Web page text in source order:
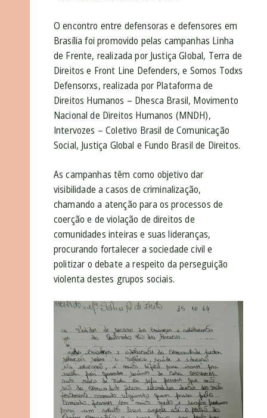
O encontro entre defensoras e defensores em
Brasília foi promovido pelas campanhas Linha
de Frente, realizada por Justiça Global, Terra de
Direitos e Front Line Defenders, e Somos Todxs
Defensorxs, realizada por Plataforma de
Direitos Humanos – Dhesca Brasil, Movimento
Nacional de Direitos Humanos (MNDH),
Intervozes – Coletivo Brasil de Comunicação
Social, Justiça Global e Fundo Brasil de Direitos.
As campanhas têm como objetivo dar
visibilidade a casos de criminalização,
chamando a atenção para os processos de
coerção e de violação de direitos de
comunidades inteiras e suas lideranças,
procurando fortalecer a sociedade civil e
politizar o debate a respeito da perseguição
violenta destes grupos sociais.